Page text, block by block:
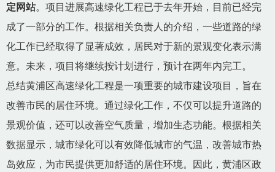
定网站。项目进展高速绿化工程已于去年开始，目前已经完
成了一部分的工作。根据相关负责人的介绍，一些道路的绿
化工作已经取得了显著成效，居民对于新的景观变化表示满
意。未来，项目将继续按计划进行，预计在两年内完工。
总结黄浦区高速绿化工程是一项重要的城市建设项目，旨在
改善市民的居住环境。通过绿化工作，不仅可以提升道路的
景观价值，还可以改善空气质量，增加生态功能。根据相关
数据显示，城市绿化可以有效降低城市的气温，改善城市热
岛效应，为市民提供更加舒适的居住环境。因此，黄浦区政